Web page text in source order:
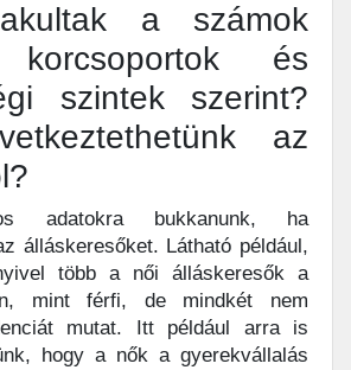
a számok
korcsoportok és
szintek szerint?
az
adatokra bukkanunk, ha
álláskeresőket. Látható például,
több a női álláskeresők a
mint férfi, de mindkét nem
mutat. Itt például arra is
hogy a nők a gyerekvállalás